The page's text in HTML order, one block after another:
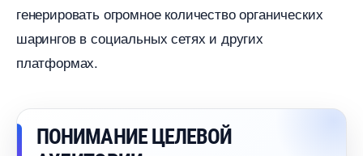
енерировать огромное количество органических
шарингов в социальных сетях и других
платформах.
ПОНИМАНИЕ ЦЕЛЕВОЙ